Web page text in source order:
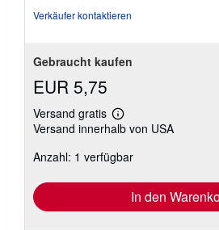
Verkäufer kontaktieren
Gebraucht kaufen
EUR 5,75
Versand gratis
Weitere
Informationen
Versandkosten
Versand innerhalb von USA
Anzahl: 1 verfügbar
In den